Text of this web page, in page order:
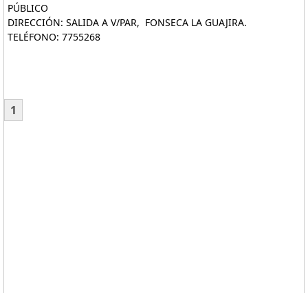
PÚBLICO
DIRECCIÓN: SALIDA A V/PAR, FONSECA LA GUAJIRA.
TELÉFONO: 7755268
1